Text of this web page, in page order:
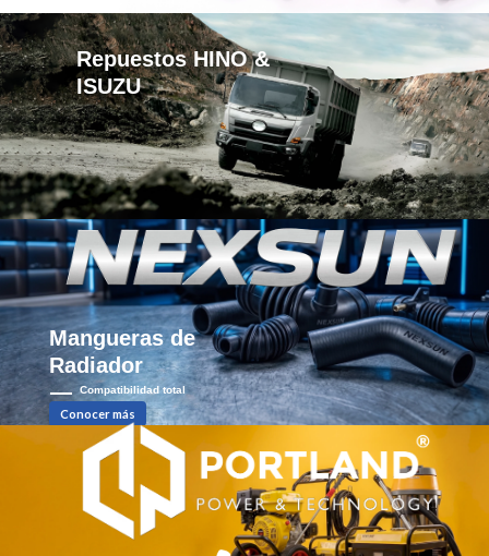
─Importadores
directos de
Qingdao
Qingflex
Envíos a nivel NACIONAL
Conocer más
Repuestos HINO &
ISUZU
ENCUENTRA TODAS
LAS PARTES Y
PIEZAS DE TU HINO
500/700
Envíos a nivel NACIONAL
Conocer más
Mangueras de
Radiador
Compatibilidad total
Conocer más